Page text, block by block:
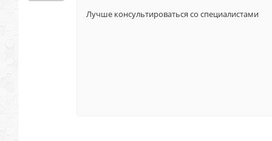
Лучше консультироваться со специалистами